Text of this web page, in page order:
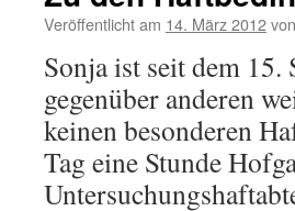
Veröffentlicht am 14. März 2012von
Sonja ist seit dem
gegenüber anderen
keinen besonderen
Tag eine Stunde